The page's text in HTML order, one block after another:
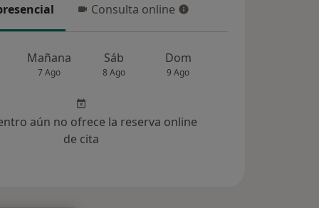
Consulta online
Consulta online
Mañana
7 Ago
Sáb
8 Ago
Dom
9 Ago
aún no ofrece la reserva online
de cita